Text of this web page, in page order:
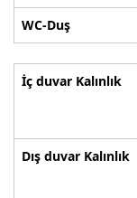
WC-Duş
İç duvar Kalınlık
Dış duvar Kalınlık